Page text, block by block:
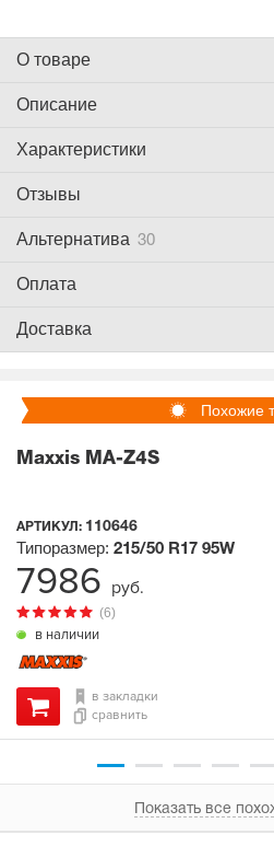
О товаре
Описание
Характеристики
Отзывы
Альтернатива 30
Оплата
Доставка
Похожие
Maxxis MA-Z4S
АРТИКУЛ: 110646
в наличии
(6)
Типоразмер: 215/50 R17 95W
в закладки
сравнить
7986 руб.
Показать все